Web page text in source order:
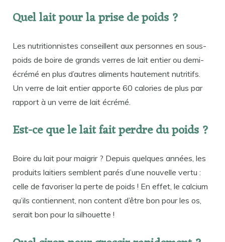
Quel lait pour la prise de poids ?
Les nutritionnistes conseillent aux personnes en sous-
poids de boire de grands verres de lait entier ou demi-
écrémé en plus d’autres aliments hautement nutritifs.
Un verre de lait entier apporte 60 calories de plus par
rapport à un verre de lait écrémé.
Est-ce que le lait fait perdre du poids ?
Boire du lait pour maigrir ? Depuis quelques années, les
produits laitiers semblent parés d’une nouvelle vertu :
celle de favoriser la perte de poids ! En effet, le calcium
qu’ils contiennent, non content d’être bon pour les os,
serait bon pour la silhouette !